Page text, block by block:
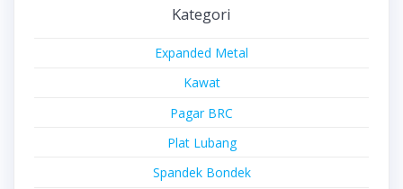
Kategori
Expanded Metal
Kawat
Pagar BRC
Plat Lubang
Spandek Bondek